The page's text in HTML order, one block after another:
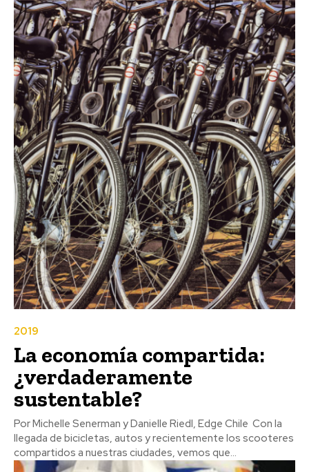
2019
La economía compartida:
¿verdaderamente
sustentable?
Por Michelle Senerman y Danielle Riedl, Edge Chile Con la
llegada de bicicletas, autos y recientemente los scooteres
compartidos a nuestras ciudades, vemos que...